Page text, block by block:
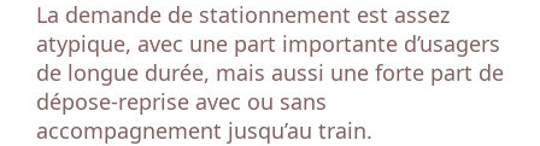
La demande de stationnement est assez
atypique, avec une part importante d’usagers
de longue durée, mais aussi une forte part de
dépose-reprise avec ou sans
accompagnement jusqu’au train.